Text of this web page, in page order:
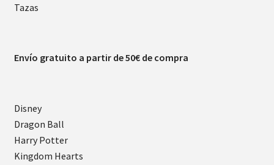
Tazas
Envío gratuito a partir de 50€ de compra
Disney
Dragon Ball
Harry Potter
Kingdom Hearts